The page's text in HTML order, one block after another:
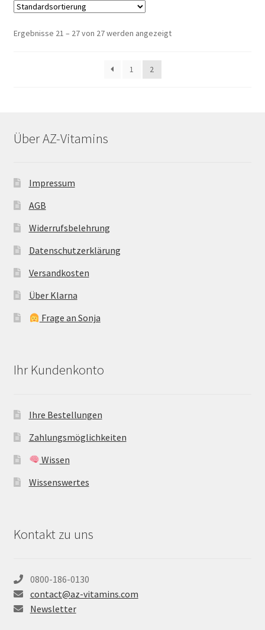
Ergebnisse 21 – 27 von 27 werden angezeigt
1 2
Über AZ-Vitamins
Impressum
AGB
Widerrufsbelehrung
Datenschutzerklärung
Versandkosten
Über Klarna
Frage an Sonja
Ihr Kundenkonto
Ihre Bestellungen
Zahlungsmöglichkeiten
Wissen
Wissenswertes
Kontakt zu uns
0800-186-0130
contact@az-vitamins.com
Newsletter